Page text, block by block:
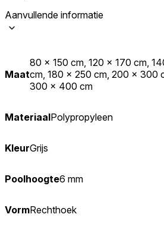
Aanvullende informatie
Maat
80 x 150 cm, 120 x 170 cm,
cm, 180 x 250 cm, 200 x 300
300 x 400 cm
MateriaalPolypropyleen
KleurGrijs
Poolhoogte6 mm
VormRechthoek